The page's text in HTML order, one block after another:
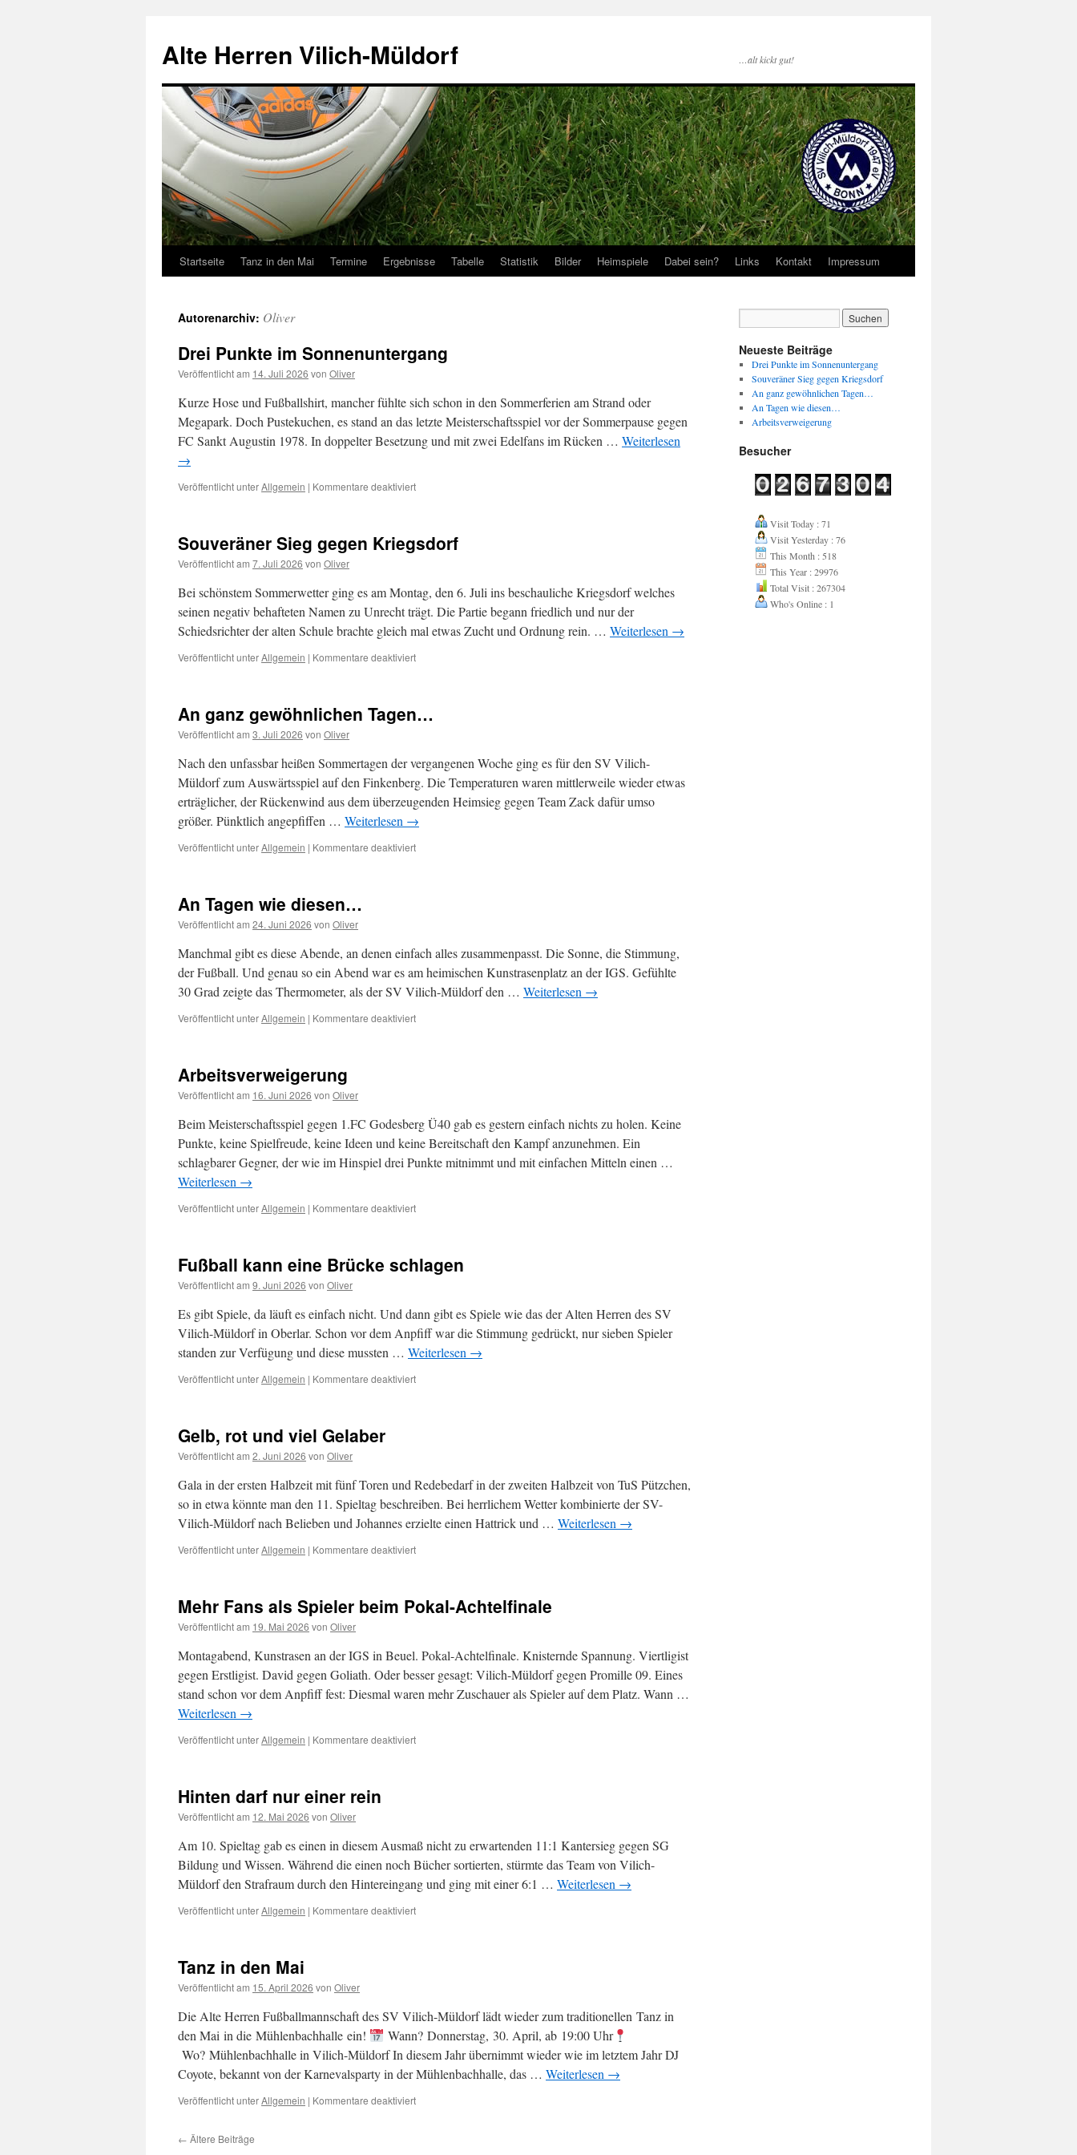
springen
Alte Herren Vilich-Müldorf …alt kickt gut!
Startseite Tanz in den Mai Termine Ergebnisse Tabelle Statistik Bilder Heimspiele Dabei sein? Links Kontakt Impressum
Autorenarchiv: Oliver
Drei Punkte im Sonnenuntergang
Veröffentlicht am 14. Juli 2026 von Oliver
Kurze Hose und Fußballshirt, mancher fühlte sich schon in den Sommerferien am Strand oder
Megapark. Doch Pustekuchen, es stand an das letzte Meisterschaftsspiel vor der Sommerpause gegen
FC Sankt Augustin 1978. In doppelter Besetzung und mit zwei Edelfans im Rücken … Weiterlesen
→
Veröffentlicht unterAllgemein | Kommentare deaktiviertfür
Sonnenuntergang
Souveräner Sieg gegen Kriegsdorf
Veröffentlicht am 7. Juli 2026 von Oliver
Bei schönstem Sommerwetter ging es am Montag, den 6. Juli ins beschauliche Kriegsdorf welches
seinen negativ behafteten Namen zu Unrecht trägt. Die Partie begann friedlich und nur der
Schiedsrichter der alten Schule brachte gleich mal etwas Zucht und Ordnung rein. … Weiterlesen →
Veröffentlicht unterAllgemein | Kommentare deaktiviertfür
Kriegsdorf
An ganz gewöhnlichen Tagen…
Veröffentlicht am 3. Juli 2026 von Oliver
Nach den unfassbar heißen Sommertagen der vergangenen Woche ging es für den SV Vilich-
Müldorf zum Auswärtsspiel auf den Finkenberg. Die Temperaturen waren mittlerweile wieder etwas
erträglicher, der Rückenwind aus dem überzeugenden Heimsieg gegen Team Zack dafür umso
größer. Pünktlich angepfiffen … Weiterlesen →
Veröffentlicht unterAllgemein | Kommentare deaktiviertfür
An Tagen wie diesen…
Veröffentlicht am 24. Juni 2026 von Oliver
Manchmal gibt es diese Abende, an denen einfach alles zusammenpasst. Die Sonne, die Stimmung,
der Fußball. Und genau so ein Abend war es am heimischen Kunstrasenplatz an der IGS. Gefühlte
30 Grad zeigte das Thermometer, als der SV Vilich-Müldorf den … Weiterlesen →
Veröffentlicht unterAllgemein | Kommentare deaktiviertfür
Arbeitsverweigerung
Veröffentlicht am 16. Juni 2026 von Oliver
Beim Meisterschaftsspiel gegen 1.FC Godesberg Ü40 gab es gestern einfach nichts zu holen. Keine
Punkte, keine Spielfreude, keine Ideen und keine Bereitschaft den Kampf anzunehmen. Ein
schlagbarer Gegner, der wie im Hinspiel drei Punkte mitnimmt und mit einfachen Mitteln einen …
Weiterlesen →
Veröffentlicht unterAllgemein | Kommentare deaktiviertfür
Fußball kann eine Brücke schlagen
Veröffentlicht am 9. Juni 2026 von Oliver
Es gibt Spiele, da läuft es einfach nicht. Und dann gibt es Spiele wie das der Alten Herren des SV
Vilich-Müldorf in Oberlar. Schon vor dem Anpfiff war die Stimmung gedrückt, nur sieben Spieler
standen zur Verfügung und diese mussten … Weiterlesen →
Veröffentlicht unterAllgemein | Kommentare deaktiviertfür
Gelb, rot und viel Gelaber
Veröffentlicht am 2. Juni 2026 von Oliver
Gala in der ersten Halbzeit mit fünf Toren und Redebedarf in der zweiten Halbzeit von TuS Pützchen,
so in etwa könnte man den 11. Spieltag beschreiben. Bei herrlichem Wetter kombinierte der SV-
Vilich-Müldorf nach Belieben und Johannes erzielte einen Hattrick und … Weiterlesen →
Veröffentlicht unterAllgemein | Kommentare deaktiviertfür
viel
Mehr Fans als Spieler beim Pokal-Achtelfinale
Veröffentlicht am 19. Mai 2026 von Oliver
Montagabend, Kunstrasen an der IGS in Beuel. Pokal-Achtelfinale. Knisternde Spannung. Viertligist
gegen Erstligist. David gegen Goliath. Oder besser gesagt: Vilich-Müldorf gegen Promille 09. Eines
stand schon vor dem Anpfiff fest: Diesmal waren mehr Zuschauer als Spieler auf dem Platz. Wann …
Weiterlesen →
Veröffentlicht unterAllgemein | Kommentare deaktiviertfür
Achtelfinale
Hinten darf nur einer rein
Veröffentlicht am 12. Mai 2026 von Oliver
Am 10. Spieltag gab es einen in diesem Ausmaß nicht zu erwartenden 11:1 Kantersieg gegen SG
Bildung und Wissen. Während die einen noch Bücher sortierten, stürmte das Team von Vilich-
Müldorf den Strafraum durch den Hintereingang und ging mit einer 6:1 … Weiterlesen →
Veröffentlicht unterAllgemein | Kommentare deaktiviertfür
Tanz in den Mai
Veröffentlicht am 15. April 2026 von Oliver
Die Alte Herren Fußballmannschaft des SV Vilich-Müldorf lädt wieder zum traditionellen Tanz in
den Mai in die Mühlenbachhalle ein!
Wann? Donnerstag, 30. April, ab 19:00 Uhr
Wo? Mühlenbachhalle in Vilich-Müldorf In diesem Jahr übernimmt wieder wie im letztem Jahr DJ
Coyote, bekannt von der Karnevalsparty in der Mühlenbachhalle, das … Weiterlesen →
Veröffentlicht unterAllgemein | Kommentare deaktiviertfür
← Ältere Beiträge
Neueste Beiträge
Drei Punkte im Sonnenuntergang
Souveräner Sieg gegen Kriegsdorf
An ganz gewöhnlichen Tagen…
An Tagen wie diesen…
Arbeitsverweigerung
Besucher
Visit Today : 71
Visit Yesterday : 76
This Month : 518
This Year : 29976
Total Visit : 267304
Who's Online : 1